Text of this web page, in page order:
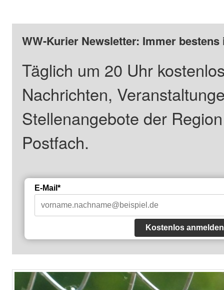
WW-Kurier Newsletter: Immer
Täglich um 20 Uhr
Nachrichten,
Stellenangebote der
Postfach.
E-Mail*
Kostenlos anmelden